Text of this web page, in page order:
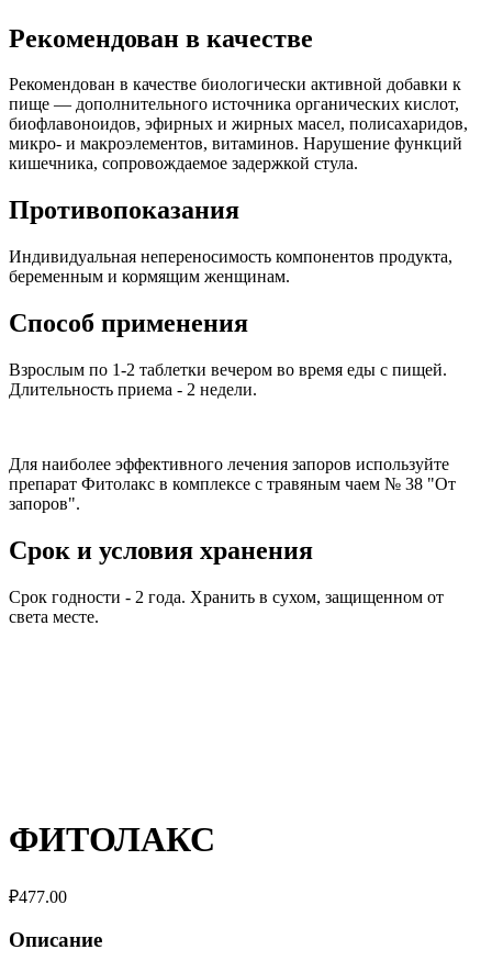
Рекомендован в качестве
Рекомендован в качестве биологически активной добавки к
пище — дополнительного источника органических кислот,
биофлавоноидов, эфирных и жирных масел, полисахаридов,
микро- и макроэлементов, витаминов. Нарушение функций
кишечника, сопровождаемое задержкой стула.
Противопоказания
Индивидуальная непереносимость компонентов продукта,
беременным и кормящим женщинам.
Способ применения
Взрослым по 1-2 таблетки вечером во время еды с пищей.
Длительность приема - 2 недели.
Для наиболее эффективного лечения запоров используйте
препарат Фитолакс в комплексе с травяным чаем № 38 "От
запоров".
Срок и условия хранения
Срок годности - 2 года. Хранить в сухом, защищенном от
света месте.
ФИТОЛАКС
₽477.00
Описание